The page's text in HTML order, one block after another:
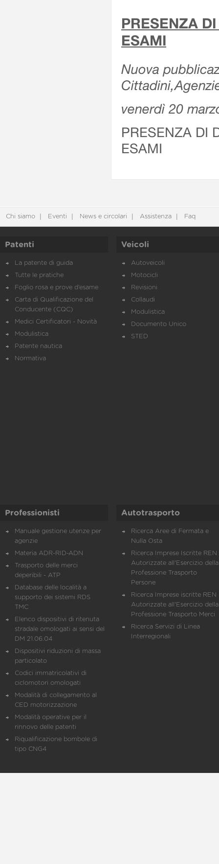
PRESENZA
ESAMI
Nuova
venerdì 20
PRESENZA DI
ESAMI
Chi siamo Eventi News e circolari Assistenza Faq
Patenti
La patente di guida
Tutte le pratiche
Foglio rosa e prove d’esame
Carta di Qualificazione del
Conducente (CQC)
Medici Certificatori - Novità
Modulistica
Patente nautica
Normativa
Veicoli
Autoveicoli
Motocicli
Revisioni
Collaudi
Modulistica
Documento Unico
STED
Professionisti
Manuale gestione utenze per
agenzie
Materia ADR-RID-ADN
Trasporto delle merci
deperibili - ATP
Database delle località a
supporto dei sistemi RDS
TMC
Elenco dispositivi di ritenuta
stradale omologati ai sensi del
DM 21.06.04
Dispositivi riduzioni di massa
particolato
Codici immatricolativi di
ciclomotori omologati
Modalità di collegamento al
CED motorizzazione
Modalità operative per il
rinnovo delle patenti
Riqualificazione bombole di
tipo CNG4
Autotrasporto
Ricerca Aree di Fermata e
Nulla Osta
Ricerca Imprese Iscritte REN
Autorizzate all'Esercizio della
Professione Trasporto
Persone
Ricerca Imprese iscritte REN
Autorizzate all'Esercizio della
Professione Trasporto Merci
Ricerca Servizi di Linea
Interregionali